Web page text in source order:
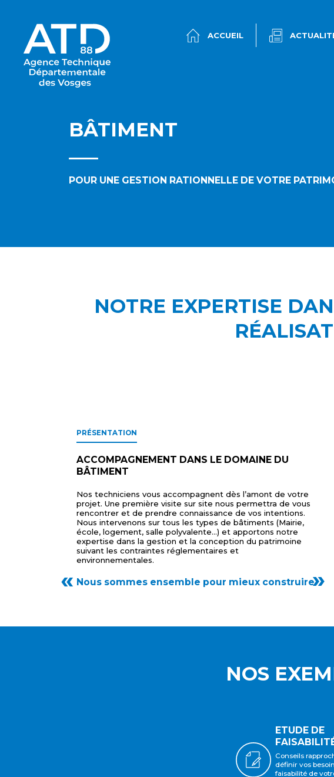
ACCUEIL
BÂTIMENT
POUR UNE GESTION RATIONNELLE DE VOTRE
NOTRE EXPERTISE
PRÉSENTATION
ACCOMPAGNEMENT DANS LE DOMAINE DU
BÂTIMENT
Nos techniciens vous accompagnent dès l’amont de votre
projet. Une première visite sur site nous permettra de vous
rencontrer et de prendre connaissance de vos intentions.
Nous intervenons sur tous les types de bâtiments (Mairie,
école, logement, salle polyvalente…) et apportons notre
expertise dans la gestion et la conception du patrimoine
suivant les contraintes réglementaires et
environnementales.
Nous sommes ensemble pour mieux construire
NOS
ETUDE DE
Conseils
définir vos
faisabilité de